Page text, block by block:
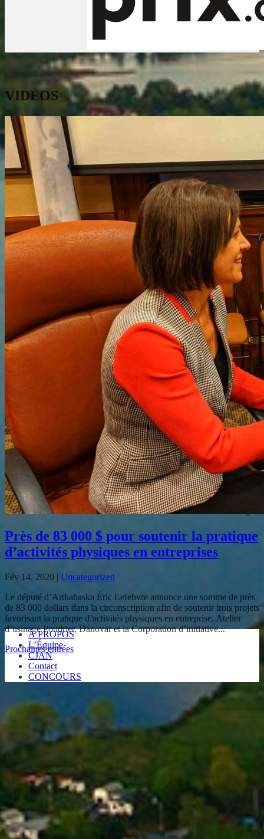
VIDÉOS
Près de 83 000 $ pour soutenir la pratique
d’activités physiques en entreprises
Fév 14, 2020 | Uncategorized
Le député d’Arthabaska Éric Lefebvre annonce une somme de près
de 83 000 dollars dans la circonscription afin de soutenir trois projets
favorisant la pratique d’activités physiques en entreprise. Atelier
d’usinage Poudrier, Danovar et la Corporation d’initiative...
Prochaines entrées
À PROPOS
L’Équipe
CJAN
Contact
CONCOURS